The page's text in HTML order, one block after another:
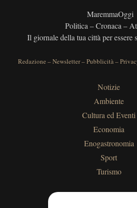
MaremmaOggi
Politica – Cronaca –
Il giornale della tua città per essere
Redazione –Newsletter–Pubblicità–
Notizie
Ambiente
Cultura ed Eventi
Economia
Enogastronomia
Sport
Turismo